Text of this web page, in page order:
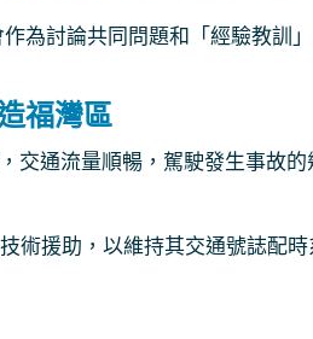
為討論共同問題和「經驗教訓
福灣區
交通流量順暢，駕駛發生事故
術援助，以維持其交通號誌配